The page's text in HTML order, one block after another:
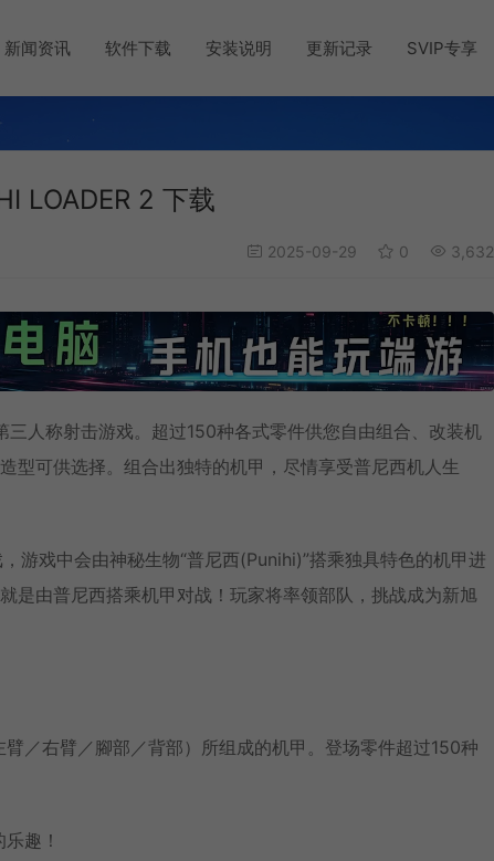
新闻资讯 软件下载 安装说明 更新记录 SVIP专享
LOADER 2 下载
2025-09-29 0 3,632
人称射击游戏。超过150种各式零件供您自由组合、改装机
型可供选择。组合出独特的机甲，尽情享受普尼西机人生
游戏中会由神秘生物“普尼西(Punihi)”搭乘独具特色的机甲进
是由普尼西搭乘机甲对战！玩家将率领部队，挑战成为新旭
／右臂／腳部／背部）所组成的机甲。登场零件超过150种
趣！